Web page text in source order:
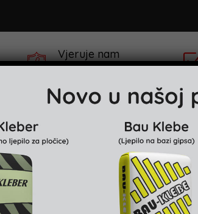
Vjeruje nam
preko 100,000 Kupaca